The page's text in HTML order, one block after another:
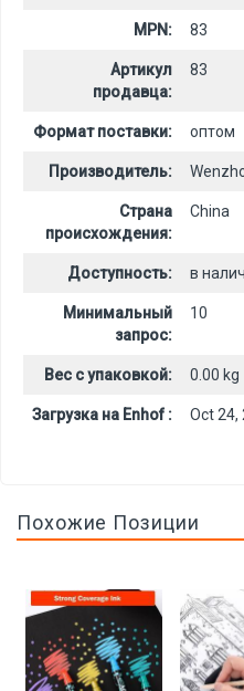
MPN: 83
Артикул
продавца:
83
Формат поставки: оптом
Производитель:
Страна
происхождения:
China
Доступность: в
Минимальный
запрос:
10
Вес с упаковкой: 0.00 kg
Загрузка на Enhof : Oct 24,
Похожие Позиции